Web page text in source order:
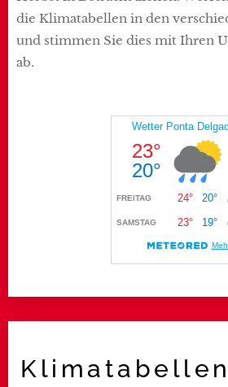
die Klimatabellen in den
und stimmen Sie dies mit Ihren
ab.